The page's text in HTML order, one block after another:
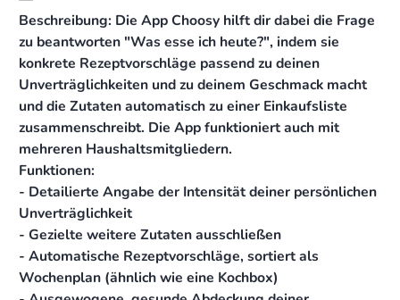
Beschreibung: Die App Choosy hilft dir dabei die Frage
zu beantworten "Was esse ich heute?", indem sie
konkrete Rezeptvorschläge passend zu deinen
Unverträglichkeiten und zu deinem Geschmack macht
und die Zutaten automatisch zu einer Einkaufsliste
zusammenschreibt. Die App funktioniert auch mit
mehreren Haushaltsmitgliedern.
Funktionen:
- Detailierte Angabe der Intensität deiner persönlichen
Unverträglichkeit
- Gezielte weitere Zutaten ausschließen
- Automatische Rezeptvorschläge, sortiert als
Wochenplan (ähnlich wie eine Kochbox)